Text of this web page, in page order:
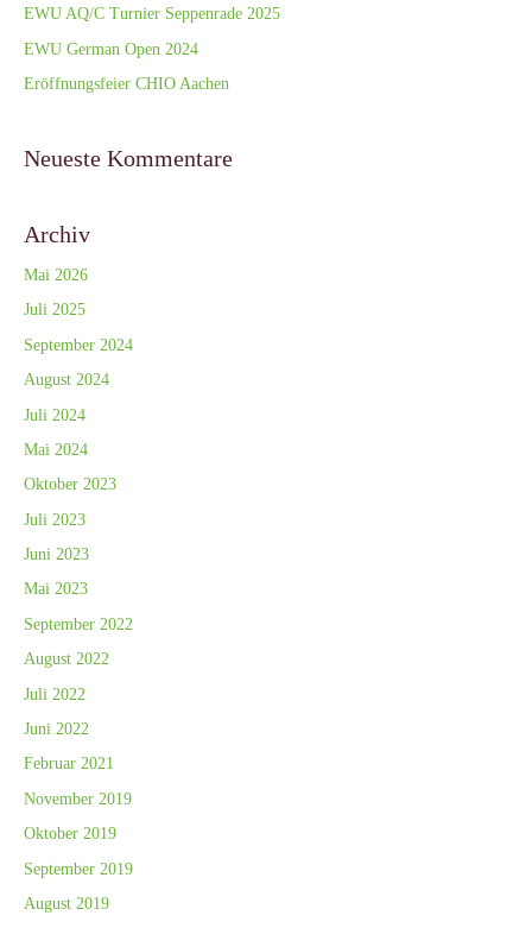
EWU AQ/C Turnier Seppenrade 2025
EWU German Open 2024
Eröffnungsfeier CHIO Aachen
Neueste Kommentare
Archiv
Mai 2026
Juli 2025
September 2024
August 2024
Juli 2024
Mai 2024
Oktober 2023
Juli 2023
Juni 2023
Mai 2023
September 2022
August 2022
Juli 2022
Juni 2022
Februar 2021
November 2019
Oktober 2019
September 2019
August 2019